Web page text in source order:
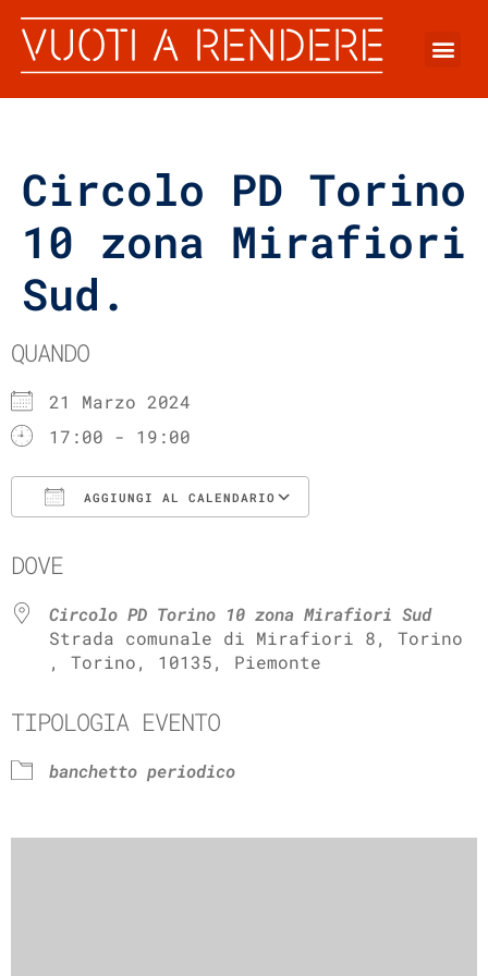
Circolo PD Torino
10 zona Mirafiori
Sud.
QUANDO
21 Marzo 2024
17:00 - 19:00
AGGIUNGI AL CALENDARIO
DOVE
Circolo PD Torino 10 zona Mirafiori Sud
Strada comunale di Mirafiori 8, Torino
, Torino, 10135, Piemonte
TIPOLOGIA EVENTO
banchetto periodico